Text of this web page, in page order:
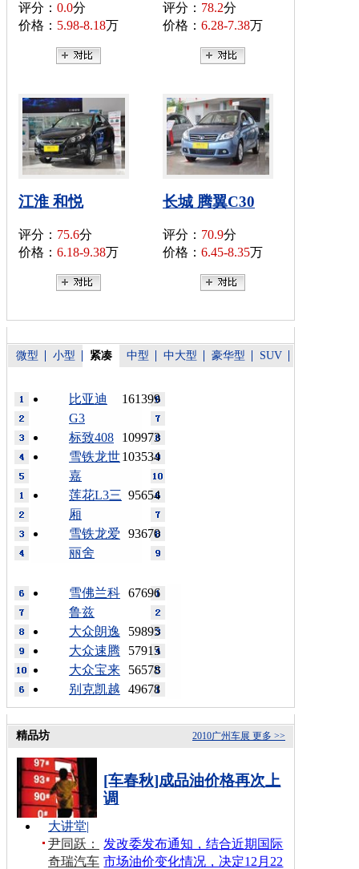
评分： 0.0分
价格： 5.98-8.18万
评分： 78.2分
价格： 6.28-7.38万
江淮 和悦
评分： 75.6分
价格： 6.18-9.38万
长城 腾翼C30
评分： 70.9分
价格： 6.45-8.35万
微型 小型 紧凑 中型 中大型 豪华型 SUV
161399
比亚迪
G3
109973
标致408
103534
雪铁龙世
嘉
95654
莲花L3三
厢
93670
雪铁龙爱
丽舍
67696
雪佛兰科
鲁兹
59895
大众朗逸
57915
大众速腾
56578
大众宝来
49678
别克凯越
更多 >>
2010广州车展
精品坊
[车春秋]成品油价格再次上
调
发改委发布通知，结合近期国际
市场油价变化情况，决定12月22
大讲堂|
尹同跃：
奇瑞汽车